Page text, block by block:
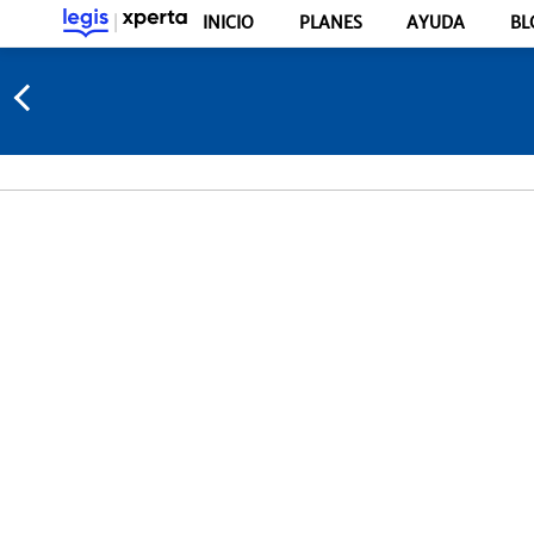
INICIO PLANES AYUDA